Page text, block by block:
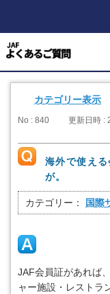
カテゴリー表示
No : 840 更新日時 :
海外で使え
が。
カテゴリー： 国際
JAF会員証があれば
ャー施設・レストラ